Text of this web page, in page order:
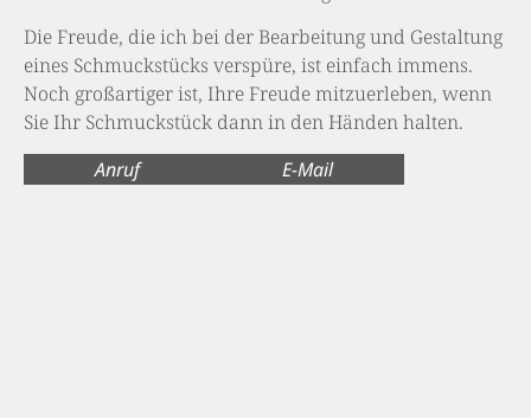
Die Freude, die ich bei der Bearbeitung und Gestaltung
eines Schmuckstücks verspüre, ist einfach immens.
Noch großartiger ist, Ihre Freude mitzuerleben, wenn
Sie Ihr Schmuckstück dann in den Händen halten.
Anruf
E-Mail